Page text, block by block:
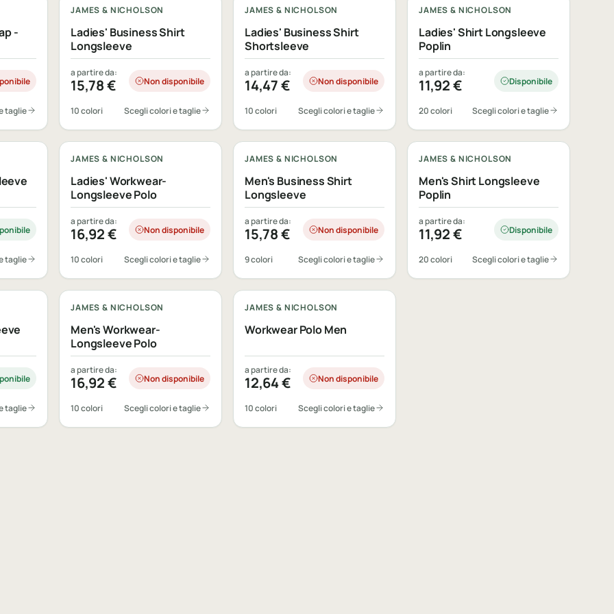
-
taglie
JAMES & NICHOLSON
Ladies' Business Shirt
Longsleeve
a partire da:
15,78€ Non disponibile
10 colori Scegli colori e taglie
JAMES & NICHOLSON
Ladies' Business Shirt
Shortsleeve
a partire da:
14,47€ Non disponibile
10 colori Scegli colori e taglie
JAMES & NICHOLSON
Ladies' Shirt Longsleeve
Poplin
a partire da:
11,92€ Disponibile
20 colori
Scegli colori e taglie
taglie
JAMES & NICHOLSON
Ladies' Workwear-
Longsleeve Polo
a partire da:
16,92€ Non disponibile
10 colori Scegli colori e taglie
JAMES & NICHOLSON
Men's Business Shirt
Longsleeve
a partire da:
15,78€ Non disponibile
9 colori Scegli colori e taglie
JAMES & NICHOLSON
Men's Shirt Longsleeve
Poplin
a partire da:
11,92€ Disponibile
20 colori
Scegli colori e taglie
taglie
JAMES & NICHOLSON
Men's Workwear-
Longsleeve Polo
a partire da:
16,92€ Non disponibile
10 colori Scegli colori e taglie
JAMES & NICHOLSON
Workwear Polo Men
a partire da:
12,64€ Non disponibile
10 colori Scegli colori e taglie